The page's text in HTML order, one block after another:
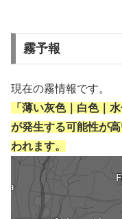
霧予報
現在の霧情報です。
「薄い灰色｜白色｜
が発生する可能性が
われます。